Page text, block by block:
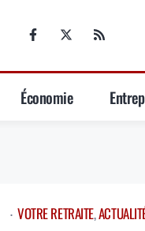
Économie
⋅ VOTRE RETRAITE,